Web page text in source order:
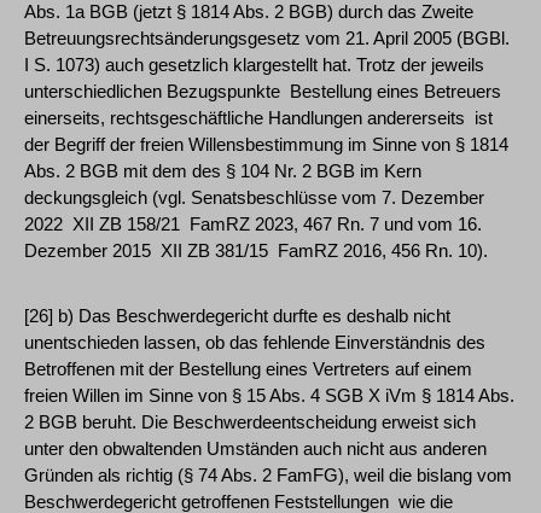
Abs. 1a BGB (jetzt § 1814 Abs. 2 BGB) durch das Zweite
Betreuungsrechtsänderungsgesetz vom 21. April 2005 (BGBl.
I S. 1073) auch gesetzlich klargestellt hat. Trotz der jeweils
unterschiedlichen Bezugspunkte ­ Bestellung eines Betreuers
einerseits, rechtsgeschäftliche Handlungen andererseits ­ ist
der Begriff der freien Willensbestimmung im Sinne von § 1814
Abs. 2 BGB mit dem des § 104 Nr. 2 BGB im Kern
deckungsgleich (vgl. Senatsbeschlüsse vom 7. Dezember
2022 ­ XII ZB 158/21 ­ FamRZ 2023, 467 Rn. 7 und vom 16.
Dezember 2015 ­ XII ZB 381/15 ­ FamRZ 2016, 456 Rn. 10).
[26] b) Das Beschwerdegericht durfte es deshalb nicht
unentschieden lassen, ob das fehlende Einverständnis des
Betroffenen mit der Bestellung eines Vertreters auf einem
freien Willen im Sinne von § 15 Abs. 4 SGB X iVm § 1814 Abs.
2 BGB beruht. Die Beschwerdeentscheidung erweist sich
unter den obwaltenden Umständen auch nicht aus anderen
Gründen als richtig (§ 74 Abs. 2 FamFG), weil die bislang vom
Beschwerdegericht getroffenen Feststellungen ­ wie die